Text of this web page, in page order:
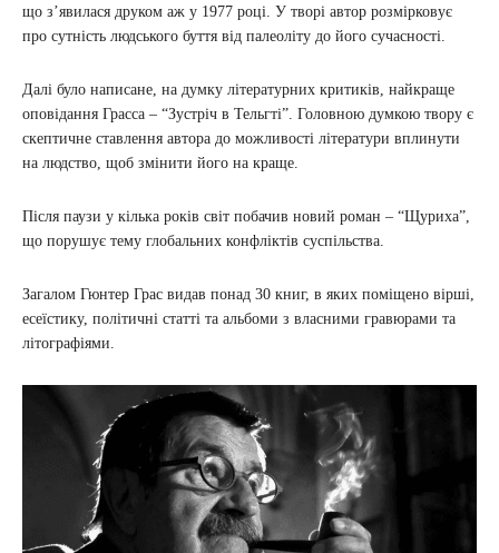
що з’явилася друком аж у 1977 році. У творі автор розмірковує
про сутність людського буття від палеоліту до його сучасності.
Далі було написане, на думку літературних критиків, найкраще
оповідання Грасса – “Зустріч в Тельгті”. Головною думкою твору є
скептичне ставлення автора до можливості літератури вплинути
на людство, щоб змінити його на краще.
Після паузи у кілька років світ побачив новий роман – “Щуриха”,
що порушує тему глобальних конфліктів суспільства.
Загалом Гюнтер Грас видав понад 30 книг, в яких поміщено вірші,
есеїстику, політичні статті та альбоми з власними гравюрами та
літографіями.